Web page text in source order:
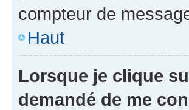
compteur de
Haut
Lorsque je clique
demandé de me